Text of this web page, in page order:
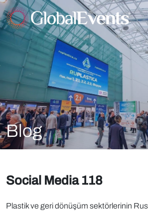
Blog
Social Media 118
Plastik ve geri dönüşüm sektörlerinin